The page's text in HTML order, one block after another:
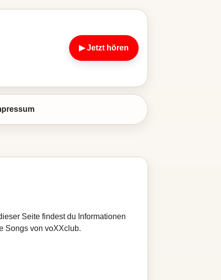
▶ Jetzt hören
Seite findest du Informationen
Songs von voXXclub.